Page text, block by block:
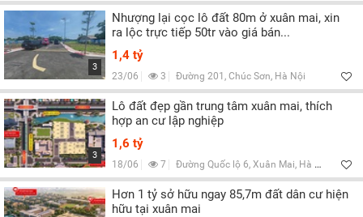
3
Nhượng lại cọc lô đất 80m ở xuân mai, xin
ra lộc trực tiếp 50tr vào giá bán...
1,4 tỷ
23/06 3 Đường 201, Chúc Sơn, Hà Nội
3
Lô đất đẹp gần trung tâm xuân mai, thích
hợp an cư lập nghiệp
1,6 tỷ
18/06 7 Đường Quốc lộ 6, Xuân Mai, Hà Nội
Hơn 1 tỷ sở hữu ngay 85,7m đất dân cư hiện
hữu tại xuân mai